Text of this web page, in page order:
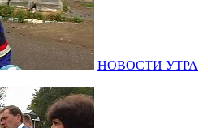
НОВОСТИ УТРА